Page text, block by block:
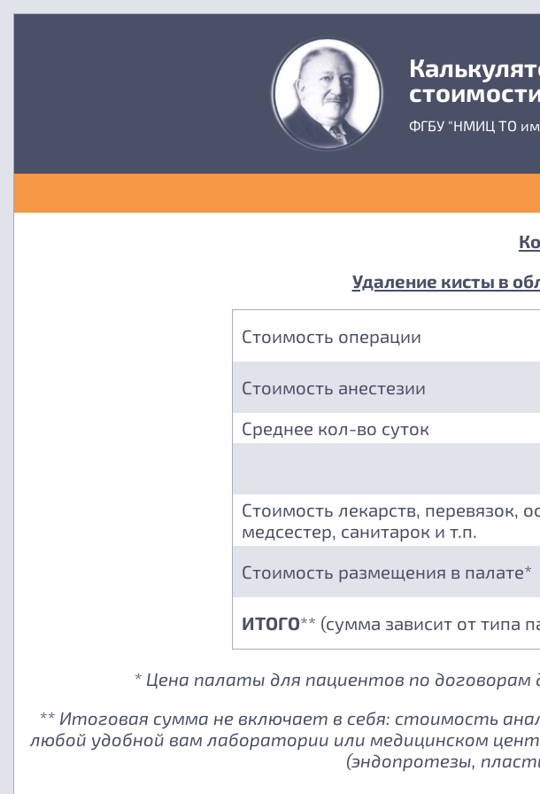
ФГБУ "НМИЦ ТО
Удаление кисты в
Стоимость операции
Стоимость анестезии
Среднее кол-во суток
Стоимость лекарств, перевязок,
медсестер, санитарок и т.п.
Стоимость размещения в палате*
ИТОГО** (сумма зависит от типа
* Цена палаты для пациентов по договорам
** Итоговая сумма не включает в себя: стоимость
любой удобной вам лаборатории или медицинском
(эндопротезы,